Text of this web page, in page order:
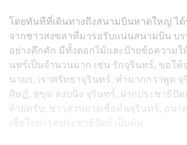
โดยทันทีที่เดินทางถึงสนามบินหาดใหญ่ ไ
จากชาวสงขลาที่มารอรับแน่นสนามบิน บร
อย่างคึกคัก มีทั้งดอกไม้และป้ายข้อความใ
นทร์เป็นจำนวนมาก เช่น รักจุรินทร์, ขอให้
นายก, เราศรัทธาจุรินทร์, ทำมากกว่าพูด
ศิษฏ์, สุขุม สงบนิ่ง จุรินทร์, ฝากประชาธิปั
ด้วยครับ, ชาวสวนยางเชื่อมั่นจุรินทร์, อนา
เชื่อใจพรรคประชาธิปัตย์ เป็นต้น